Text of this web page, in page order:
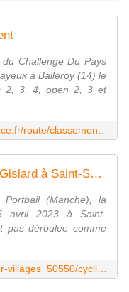
Challenge Du Pays
à Balleroy (14) le
2, 3, 4, open 2, 3 et
Cyclisme. Grosse chute sur la Gislard à Saint-Sauveur-Lendelin, la course annulée
(Manche), la
avril 2023 à Saint-
pas déroulée comme